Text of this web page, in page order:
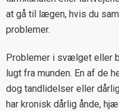
at gå til lægen, hvis du
problemer.
Problemer i svælget eller
lugt fra munden. En af de
dog tandlidelser eller
har kronisk dårlig ånde,